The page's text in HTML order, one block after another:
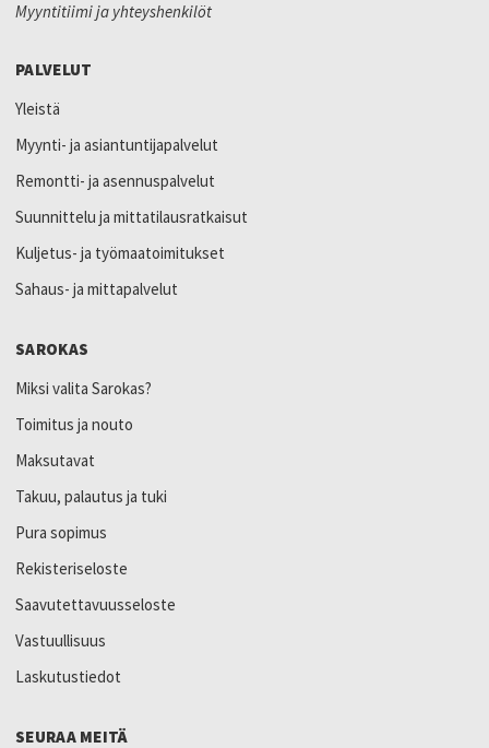
Myyntitiimi ja yhteyshenkilöt
PALVELUT
Yleistä
Myynti- ja asiantuntijapalvelut
Remontti- ja asennuspalvelut
Suunnittelu ja mittatilausratkaisut
Kuljetus- ja työmaatoimitukset
Sahaus- ja mittapalvelut
SAROKAS
Miksi valita Sarokas?
Toimitus ja nouto
Maksutavat
Takuu, palautus ja tuki
Pura sopimus
Rekisteriseloste
Saavutettavuusseloste
Vastuullisuus
Laskutustiedot
SEURAA MEITÄ